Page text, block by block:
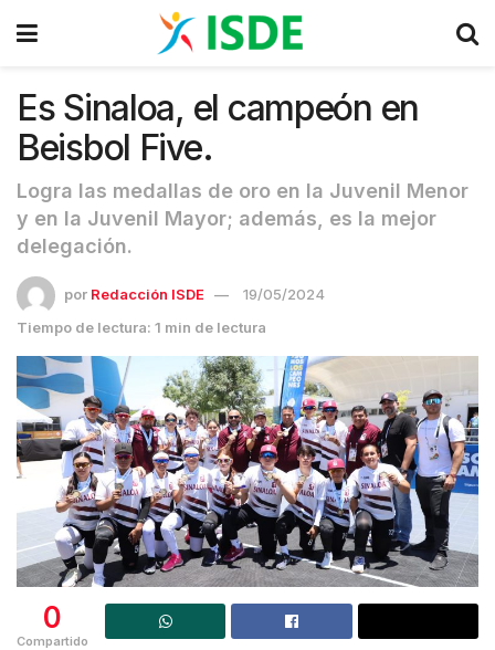
Es Sinaloa, el campeón en
Beisbol Five.
Logra las medallas de oro en la Juvenil Menor
y en la Juvenil Mayor; además, es la mejor
delegación.
por Redacción ISDE
19/05/2024
Tiempo de lectura: 1 min de lectura
0
Compartido